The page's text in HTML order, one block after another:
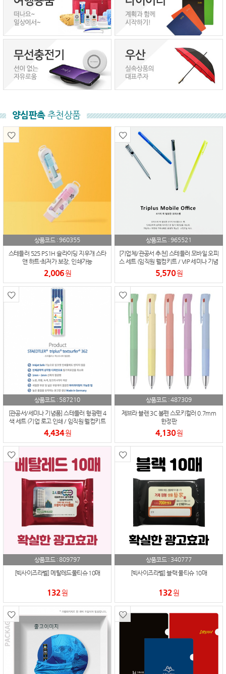
양심판촉추천상품
상품코드 :960355
스테들러 525 PS1H 슬라이딩 지우개 스타
앤 하트-최저가 보장, 인쇄가능
2,006원
상품코드 :965521
[기업체/관공서 추천] 스테들러 모바일 오피
스 세트 (임직원 웰컴키트 / VIP 세미나 기념
품 / 로고 인쇄 가능)
5,570원
상품코드 : 587210
[관공서/세미나 기념품] 스테들러 형광펜 4
색 세트 (기업 로고 인쇄 / 임직원 웰컴키트
추천 / 납기 준수)
4,434원
상품코드 :487309
제브라 블렌 3C 볼펜 스모키컬러 0.7mm
한정판
4,130원
상품코드 :809797
[빅사이즈라벨] 메탈레드물티슈 10매
132원
상품코드 : 340777
[빅사이즈라벨] 블랙 물티슈 10매
132원